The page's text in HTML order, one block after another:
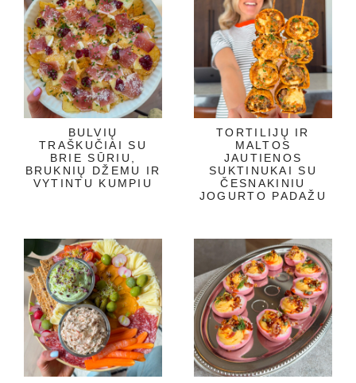
BULVIŲ
TRAŠKUČIAI SU
BRIE SŪRIU,
BRUKNIŲ DŽEMU IR
VYTINTU KUMPIU
TORTILIJŲ IR
MALTOS
JAUTIENOS
SUKTINUKAI SU
ČESNAKINIU
JOGURTO PADAŽU